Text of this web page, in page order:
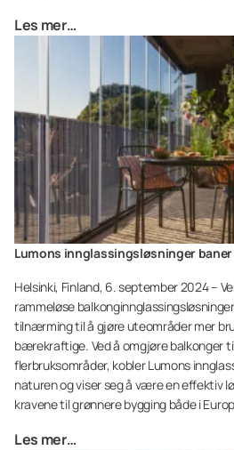
Les mer…
Lumons innglassingsløsninger
Helsinki, Finland, 6. september 2024 –
rammeløse
tilnærming til å gjøre uteområder mer
bærekraftige. Ved å omgjøre balkonger
flerbruksområder, kobler Lumons
naturen og viser seg å være en effektiv
kravene til grønnere bygging både i
Les mer…